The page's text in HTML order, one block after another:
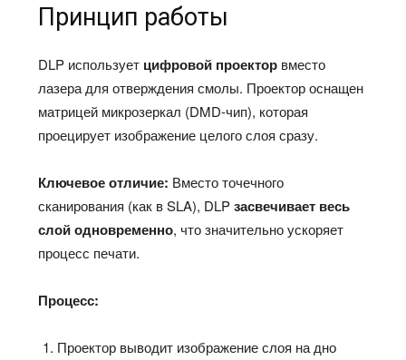
Принцип работы
DLP использует цифровой проектор вместо
лазера для отверждения смолы. Проектор оснащен
матрицей микрозеркал (DMD-чип), которая
проецирует изображение целого слоя сразу.​
Ключевое отличие: Вместо точечного
сканирования (как в SLA), DLPзасвечивает весь
слой одновременно, что значительно ускоряет
процесс печати.​
Процесс:
Проектор выводит изображение слоя на дно